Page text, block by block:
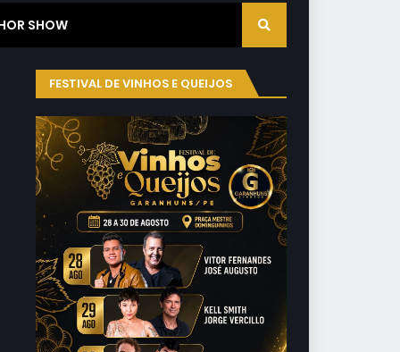
SHOW
FESTIVAL DE VINHOS E QUEIJOS